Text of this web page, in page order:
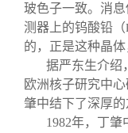
玻色子一致。消
测器上的钨酸铅（
的，正是这种晶体
据严东生介绍
欧洲核子研究中
肇中结下了深厚的
1982年，丁肇